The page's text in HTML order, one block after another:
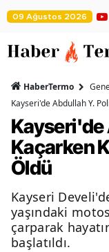
09 Ağustos 2026
HaberTermo
Kayseri'de Abdullah Y.
Kayseri'de
Kaçarken
Öldü
Kayseri
yaşındaki
çarparak
başlatıldı.